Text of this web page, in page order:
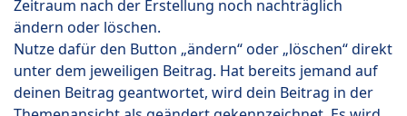
Zeitraum nach der Erstellung noch nachträglich
ändern oder löschen.
Nutze dafür den Button „ändern“ oder „löschen“ direkt
unter dem jeweiligen Beitrag. Hat bereits jemand auf
deinen Beitrag geantwortet, wird dein Beitrag in der